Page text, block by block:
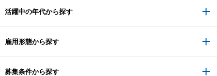
活躍中の年代から探す
雇用形態から探す
募集条件から探す